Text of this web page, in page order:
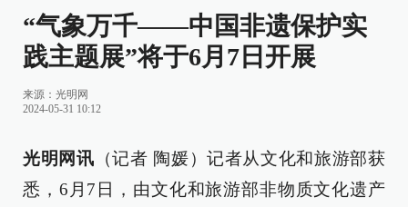
“气象万千——中国非遗保护实
践主题展”将于6月7日开展
来源： 光明网
2024-05-31 10:12
光明网讯 （记者 陶媛）记者从文化和旅游部获
悉，6月7日，由文化和旅游部非物质文化遗产